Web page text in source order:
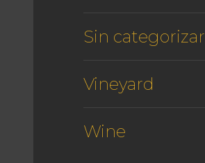
Sin categorizar
Vineyard
Wine